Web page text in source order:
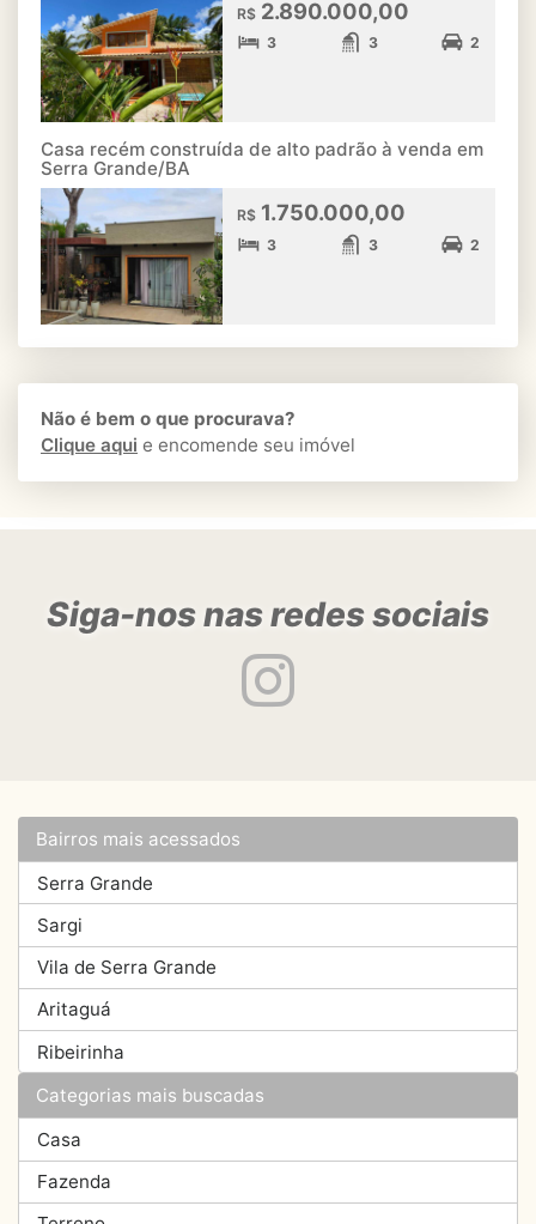
R$ 2.890.000,00
3 3 2
Casa recém construída de alto padrão à venda em
Serra Grande/BA
R$ 1.750.000,00
3 3 2
Não é bem o que procurava?
Clique aqui e encomende seu imóvel
Siga-nos nas redes sociais
Bairros mais acessados
Serra Grande
Sargi
Vila de Serra Grande
Aritaguá
Ribeirinha
Categorias mais buscadas
Casa
Fazenda